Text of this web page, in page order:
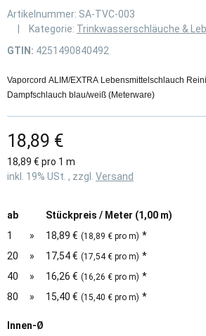
Artikelnummer: SA-TVC-003
Kategorie: Trinkwasserschläuche &
GTIN: 4251490840492
Vaporcord ALIM/EXTRA Lebensmittelschlauch
Dampfschlauch blau/weiß (Meterware)
18,89 €
18,89 € pro 1 m
inkl. 19% USt. , zzgl. Versand
ab
Stückpreis / Meter (1,00 m)
1
» 18,89 € (18,89 € pro m) *
20
» 17,54 € (17,54 € pro m) *
40
» 16,26 € (16,26 € pro m) *
80
» 15,40 € (15,40 € pro m) *
Innen-Ø